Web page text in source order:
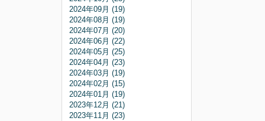
2024年09月 (19)
2024年08月 (19)
2024年07月 (20)
2024年06月 (22)
2024年05月 (25)
2024年04月 (23)
2024年03月 (19)
2024年02月 (15)
2024年01月 (19)
2023年12月 (21)
2023年11月 (23)